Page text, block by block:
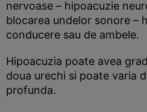
nervoase – hipoacuzie
blocarea undelor sonore –
conducere sau de ambele.
Hipoacuzia poate avea
doua urechi si poate varia
profunda.